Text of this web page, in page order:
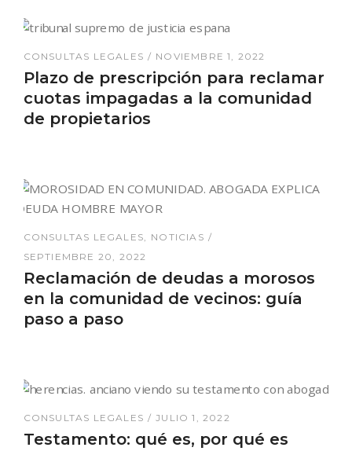
CONSULTAS LEGALES NOVIEMBRE 1, 2022
Plazo de prescripción para reclamar
cuotas impagadas a la comunidad
de propietarios
CONSULTAS LEGALES
NOTICIAS
SEPTIEMBRE 20, 2022
Reclamación de deudas a morosos
en la comunidad de vecinos: guía
paso a paso
CONSULTAS LEGALES JULIO 1, 2022
Testamento: qué es, por qué es